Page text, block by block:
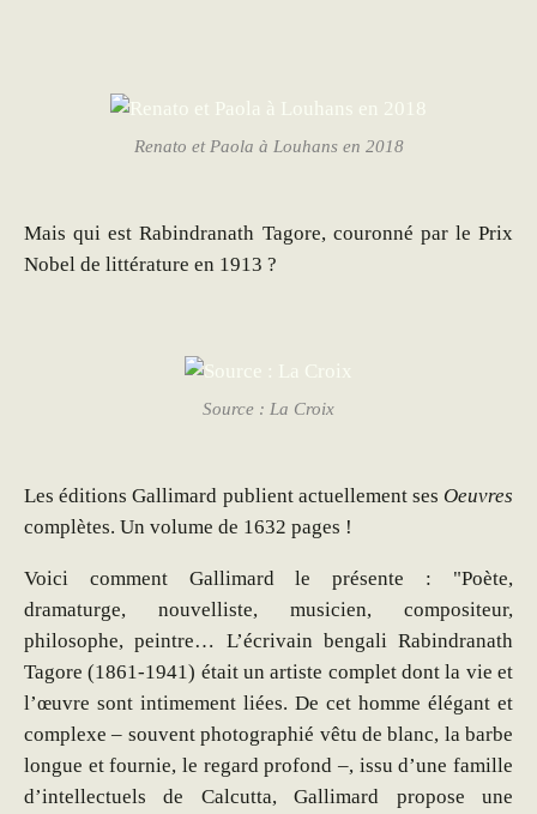
Renato et Paola à Louhans en 2018
Mais qui est Rabindranath Tagore, couronné par le Prix
Nobel de littérature en 1913 ?
Source : La Croix
Les éditions Gallimard publient actuellement ses Oeuvres
complètes. Un volume de 1632 pages !
Voici comment Gallimard le présente : "Poète,
dramaturge, nouvelliste, musicien, compositeur,
philosophe, peintre… L’écrivain bengali Rabindranath
Tagore (1861-1941) était un artiste complet dont la vie et
l’œuvre sont intimement liées. De cet homme élégant et
complexe – souvent photographié vêtu de blanc, la barbe
longue et fournie, le regard profond –, issu d’une famille
d’intellectuels de Calcutta, Gallimard propose une